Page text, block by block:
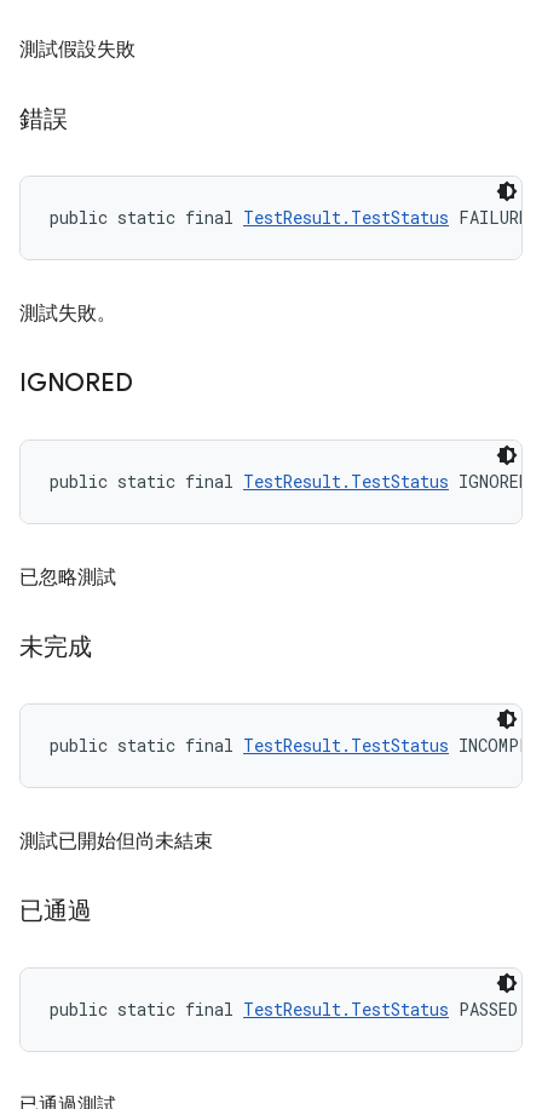
測試假設失敗
錯誤
public static final TestResult.TestStatus FAILURE
測試失敗。
IGNORED
public static final TestResult.TestStatus IGNORED
已忽略測試
未完成
public static final TestResult.TestStatus
測試已開始但尚未結束
已通過
public static final TestResult.TestStatus PASSED